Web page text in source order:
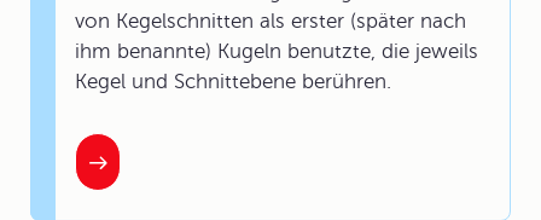
von Kegelschnitten als erster (später nach
ihm benannte) Kugeln benutzte, die jeweils
Kegel und Schnittebene berühren.